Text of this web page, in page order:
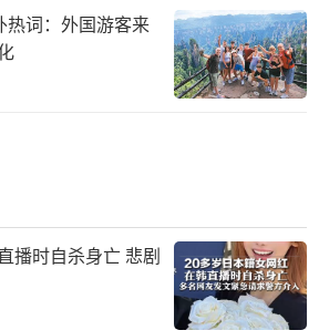
词：外国游客来
播时自杀身亡 悲剧